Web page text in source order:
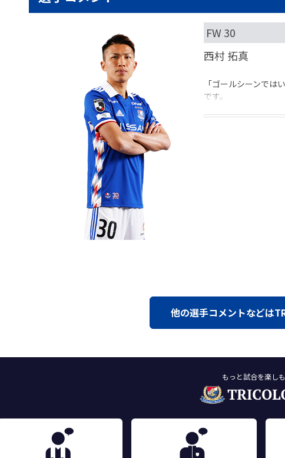
FW 30
西村 拓真
「ゴールシーンでは
です。
他の選手コメントなどは
もっと試合を楽し